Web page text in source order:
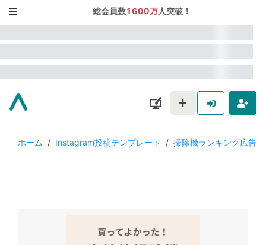
総会員数1600万人突破！
ホーム / Instagram投稿テンプレート / 掃除機ランキング広告